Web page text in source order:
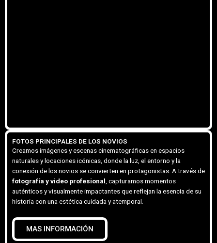
FOTOS PRINCIPALES DE LOS NOVIOS
Creamos imágenes y escenas cinematográficas en espacios
naturales y locaciones icónicas, donde la luz, el entorno y la
conexión de los novios se convierten en protagonistas. A través de
fotografía y video profesional , capturamos momentos
auténticos y visualmente impactantes que reflejan la esencia de su
historia con una estética cuidada y atemporal.
MAS INFORMACIÓN